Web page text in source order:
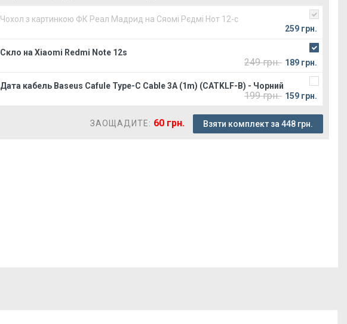
Чохол з картинкою ФК Реал Мадрид на Сяомі Рєдмі Нот 12-с
259 грн.
Скло на Xiaomi Redmi Note 12s
249 грн. 189 грн.
Дата кабель Baseus Cafule Type-C Cable 3A (1m) (CATKLF-B) - Чорний
199 грн. 159 грн.
ЗАОЩАДИТЕ: 60 грн. Взяти комплект за 448 грн.